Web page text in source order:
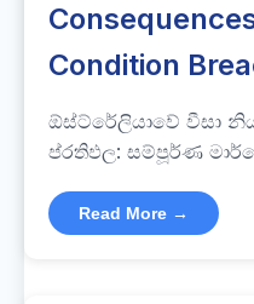
Condition
ඕස්ට්රේලියාවේ වීසා
ප්රතිඵල: සම්පූර්ණ
Read More →